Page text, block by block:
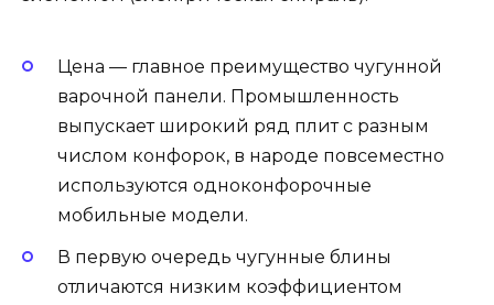
Цена — главное преимущество чугунной
варочной панели. Промышленность
выпускает широкий ряд плит с разным
числом конфорок, в народе повсеместно
используются одноконфорочные
мобильные модели.
В первую очередь чугунные блины
отличаются низким коэффициентом